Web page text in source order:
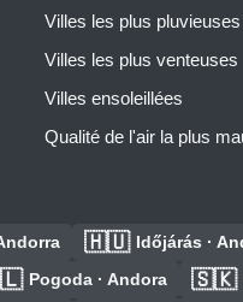
Villes les plus pluvieuses
Villes les plus venteuses
Villes ensoleillées
Qualité de l'air la plus
🇭🇺 Időjárás ·
Pogoda · Andora 🇸🇰